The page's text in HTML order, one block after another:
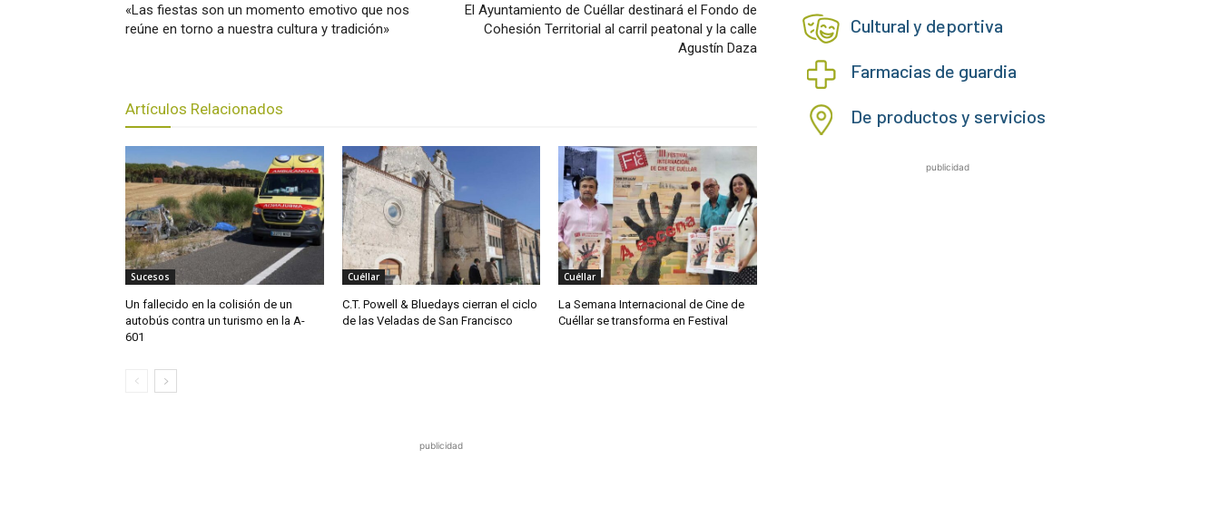
«Las fiestas son un momento emotivo que nos
reúne en torno a nuestra cultura y tradición»
El Ayuntamiento de Cuéllar destinará el Fondo de
Cohesión Territorial al carril peatonal y la calle
Agustín Daza
Artículos Relacionados
Sucesos
Un fallecido en la colisión de un
autobús contra un turismo en la A-
601
Cuéllar
C.T. Powell & Bluedays cierran el ciclo
de las Veladas de San Francisco
Cuéllar
La Semana Internacional de Cine de
Cuéllar se transforma en Festival
publicidad
Cultural y deportiva
Farmacias de guardia
De productos y servicios
publicidad